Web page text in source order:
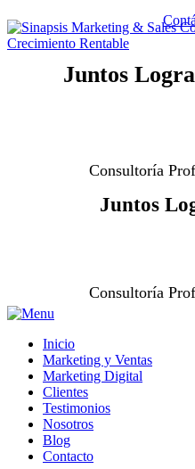
Juntos
Consultoría
Juntos
Consultoría
Inicio
Marketing y Ventas
Marketing Digital
Clientes
Testimonios
Nosotros
Blog
Contacto